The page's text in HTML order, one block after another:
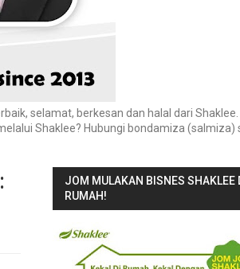
selamat, berkesan dan halal dari Shaklee.
Shaklee? Hubungi bondamiza (salmiza)
JOM MULAKAN BISNES SHAKLEE
RUMAH!